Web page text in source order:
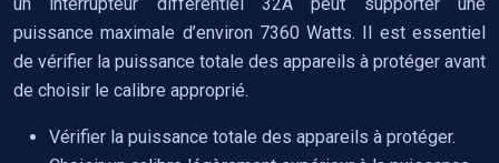
puissance maximale d’environ 7360 Watts. Il est essentiel
de vérifier la puissance totale des appareils à protéger avant
de choisir le calibre approprié.
Vérifier la puissance totale des appareils à protéger.